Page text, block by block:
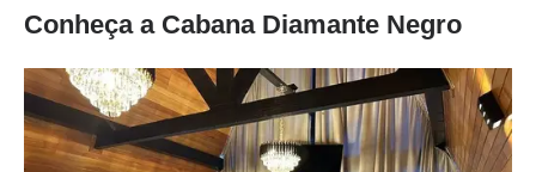
Conheça a Cabana Diamante Negro